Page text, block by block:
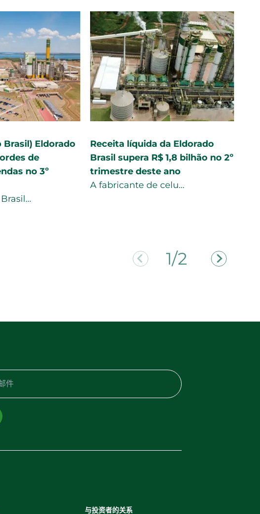
bi no 3º
de preços e
Eldorado lucra R$ 1,09 bi no 3º
tri com aumento de preços e
ajuda do câmbio
A Eldorado anunciou …
2/2
与投资者的关系